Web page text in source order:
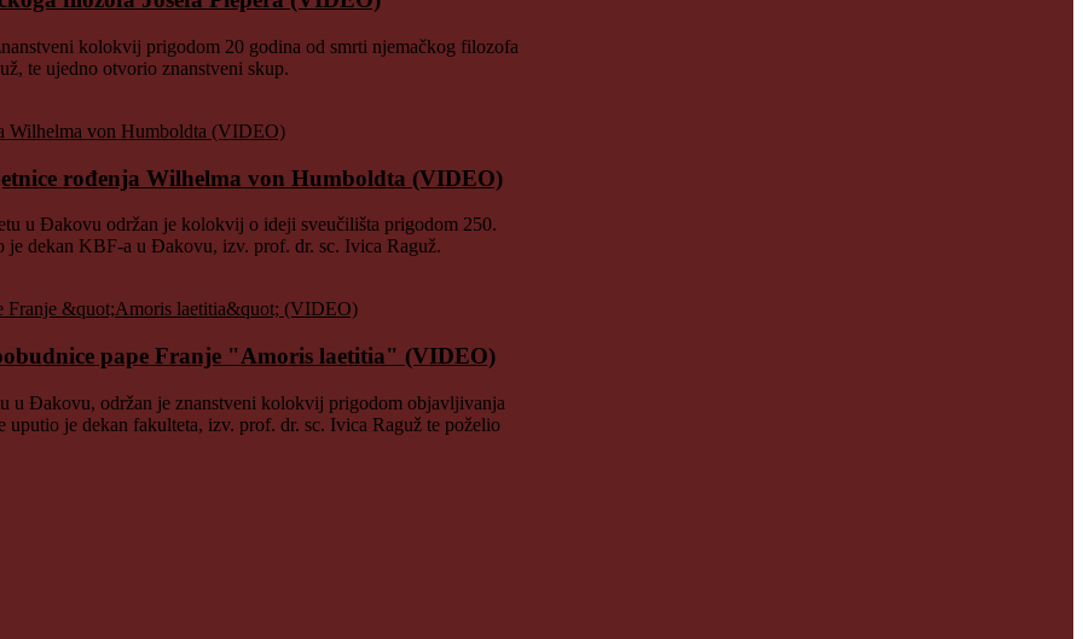
kolokvij prigodom 20 godina od smrti njemačkog filozofa
te ujedno otvorio znanstveni skup.
rođenja Wilhelma von Humboldta (VIDEO)
u Đakovu održan je kolokvij o ideji sveučilišta prigodom 250.
dekan KBF-a u Đakovu, izv. prof. dr. sc. Ivica Raguž.
pape Franje "Amoris laetitia" (VIDEO)
u Đakovu, održan je znanstveni kolokvij prigodom objavljivanja
je dekan fakulteta, izv. prof. dr. sc. Ivica Raguž te poželio